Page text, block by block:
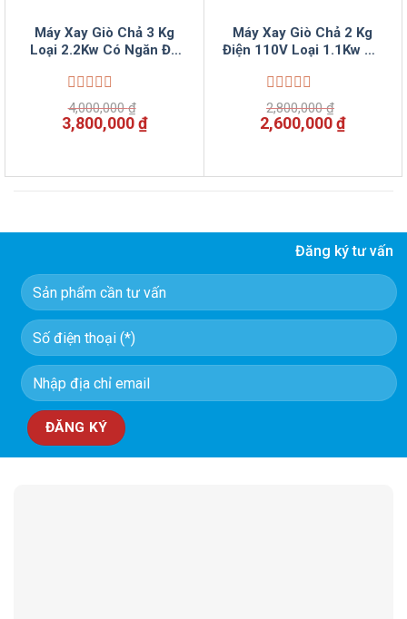
Máy Xay Giò Chả 3 Kg
Loại 2.2Kw Có Ngăn Đá
Được
xếp
hạng
sao
4,000,000₫
Giá
gốc
4,000,000 ₫.
3,800,000₫Giá
hiện
là:
Máy Xay Giò Chả 2 Kg
Điện 110V Loại 1.1Kw Có
Được
xếp
hạng
sao
2,800,000₫
Giá
gốc
2,800,000 ₫.
2,600,000₫Giá
là:
Đăng ký tư vấn